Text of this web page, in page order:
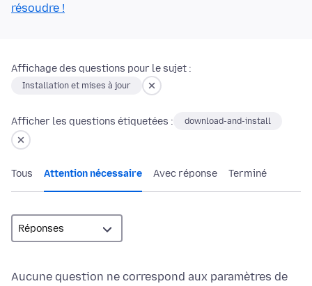
résoudre !
Affichage des questions pour le sujet :
Installation et mises à jour
Afficher les questions étiquetées : download-and-install
Tous Attention nécessaire Avec réponse Terminé
Aucune question ne correspond aux paramètres de